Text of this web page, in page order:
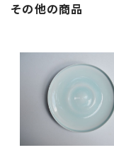
その他の商品